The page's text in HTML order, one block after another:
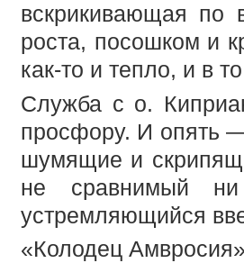
вскрикивающая
роста, посошком и
как-то и тепло, и в
Служба с о.
просфору. И опять
шумящие и
не сравнимый
устремляющийся
«Колодец